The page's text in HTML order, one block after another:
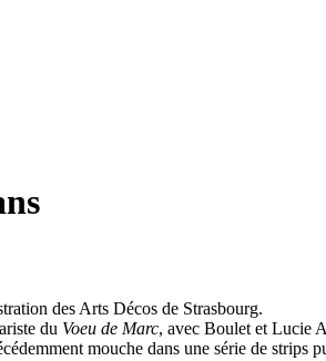
des Arts Décos de Strasbourg.
du Voeu de Marc, avec Boulet et Lucie
mouche dans une série de strips